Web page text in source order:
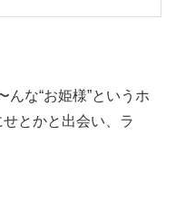
な“お姫様”というホ
とかと出会い、ラ